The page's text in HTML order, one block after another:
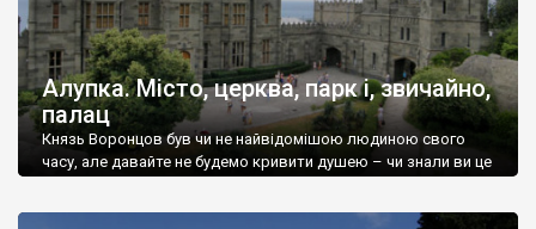
Алупка. Місто, церква, парк і, звичайно,
палац
Князь Воронцов був чи не найвідомішою людиною свого
часу, але давайте не будемо кривити душею – чи знали ви це